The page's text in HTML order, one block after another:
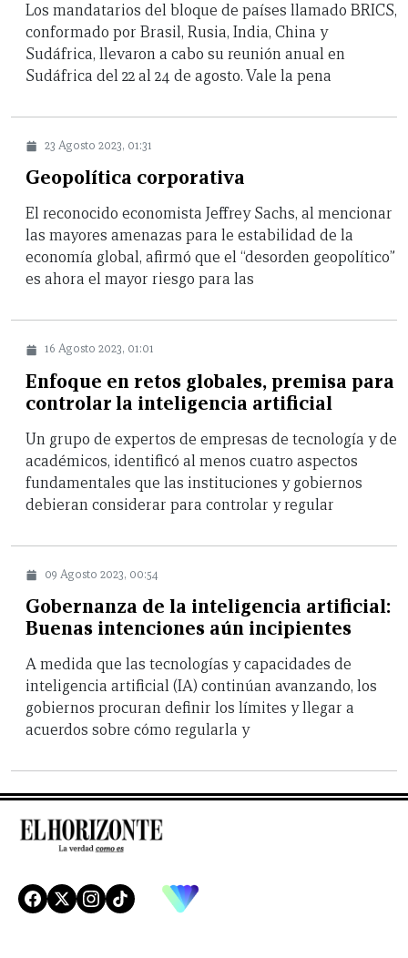
Los mandatarios del bloque de países llamado BRICS,
conformado por Brasil, Rusia, India, China y
Sudáfrica, llevaron a cabo su reunión anual en
Sudáfrica del 22 al 24 de agosto. Vale la pena
23 Agosto 2023, 01:31
Geopolítica corporativa
El reconocido economista Jeffrey Sachs, al mencionar
las mayores amenazas para le estabilidad de la
economía global, afirmó que el “desorden geopolítico”
es ahora el mayor riesgo para las
16 Agosto 2023, 01:01
Enfoque en retos globales, premisa para
controlar la inteligencia artificial
Un grupo de expertos de empresas de tecnología y de
académicos, identificó al menos cuatro aspectos
fundamentales que las instituciones y gobiernos
debieran considerar para controlar y regular
09 Agosto 2023, 00:54
Gobernanza de la inteligencia artificial:
Buenas intenciones aún incipientes
A medida que las tecnologías y capacidades de
inteligencia artificial (IA) continúan avanzando, los
gobiernos procuran definir los límites y llegar a
acuerdos sobre cómo regularla y